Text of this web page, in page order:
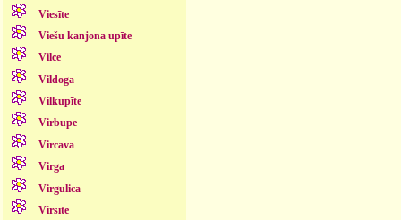
Viesīte
Viešu kanjona upīte
Vilce
Vildoga
Vilkupīte
Virbupe
Vircava
Virga
Virgulica
Virsīte